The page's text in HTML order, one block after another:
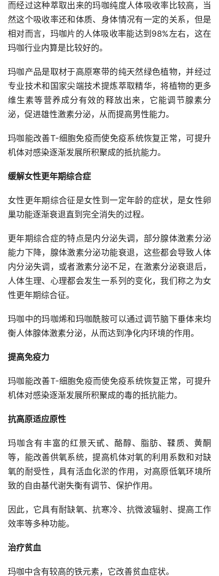
而经过这种萃取出来的玛咖纯度人体吸收率比较高，当
然这个吸收率还和体质、身体情况有一定的关系，但是
相对而言，玛咖片的人体吸收率能达到98%左右，这在
玛咖行业内算是比较好的。
玛咖产品是取材于高原寒带的纯天然绿色植物，并经过
专业技术和国家尖端技术提炼萃取精华，将植物的更多
维生素等营养成分有效的释放出来，它能调节腺素分
泌，促进雄性激素分泌，从而提高男性能力。
玛咖能改善T-细胞免疫而使免疫系统恢复正常，可提升
机体对感染逐渐发展所积聚成的抵抗能力。
缓解女性更年期综合症
女性更年期综合征是女性到一定年龄的症状，是女性卵
巢功能逐渐衰退直到完全消失的过程。
更年期综合症的特点是内分泌失调，部分腺体激素分泌
能力下降，腺体激素分泌功能衰退，这些都会导致人体
内分泌失调，或者激素分泌不足，在激素分泌衰退后，
人体生理、心理都会发生一系列的变化，我们称之为女
性更年期综合征。
玛咖中的玛咖烯和玛咖酰胺可以通过调节脑下垂体来均
衡人体腺体激素分泌，从而达到净化内环境的作用。
提高免疫力
玛咖能改善T-细胞免疫而使免疫系统恢复正常，可提升
机体对感染逐渐发展所积聚成的毒的抵抗能力。
抗高原适应原性
玛咖含有丰富的红景天甙、酪醇、脂肪、鞣质、黄酮
等，能改善供氧系统，提高机体对氧的利用系数和对缺
氧的耐受性，具有活血化淤的作用，对高原低氧环境所
致的自由基代谢失衡有调节、保护作用。
因此，它具有耐缺氧、抗寒冷、抗微波辐射、提高工作
效率等多种功能。
治疗贫血
玛咖中含有较高的铁元素，它改善贫血症状。